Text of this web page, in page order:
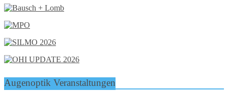
Augenoptik Veranstaltungen